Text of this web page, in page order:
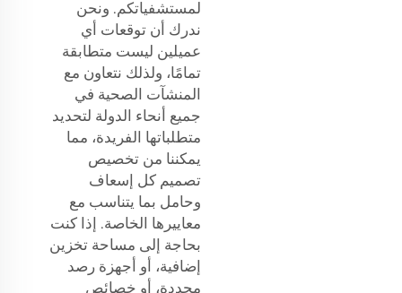
لمستشفياتكم. ونحن
ندرك أن توقعات أي
عميلين ليست متطابقة
تمامًا، ولذلك نتعاون مع
المنشآت الصحية في
جميع أنحاء الدولة لتحديد
متطلباتها الفريدة، مما
يمكننا من تخصيص
تصميم كل إسعاف
وحامل بما يتناسب مع
معاييرها الخاصة. إذا كنت
بحاجة إلى مساحة تخزين
إضافية، أو أجهزة رصد
محددة، أو خصائص